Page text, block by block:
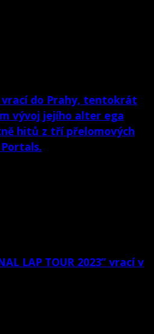
do Prahy, tentokrát
vývoj jejího alter ega
hitů z tří přelomových
LAP TOUR 2023” vrací v